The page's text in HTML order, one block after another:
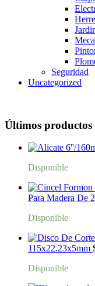
Seguridad
Uncategorized
Últimos productos
Disponible
Para Madera De
Disponible
115x22.23x5mm
Disponible